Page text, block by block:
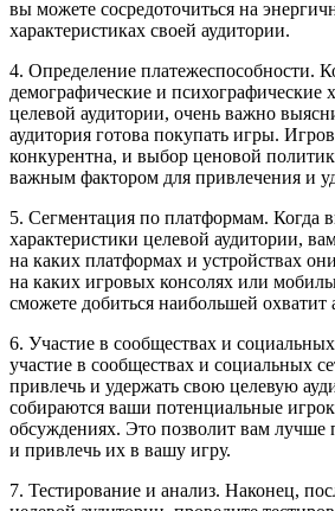
вы можете сосредоточиться на
характеристиках своей аудитории.
4. Определение платежеспособности.
демографические и психографические
целевой аудитории, очень важно
аудитория готова покупать игры.
конкурентна, и выбор ценовой
важным фактором для привлечения и
5. Сегментация по платформам. Когда
характеристики целевой аудитории,
на каких платформах и устройствах
на каких игровых консолях или
сможете добиться наибольшей охватит
6. Участие в сообществах и
участие в сообществах и социальных
привлечь и удержать свою целевую
собираются ваши потенциальные
обсуждениях. Это позволит вам лучше
и привлечь их в вашу игру.
7. Тестирование и анализ. Наконец,